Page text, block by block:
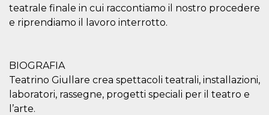
teatrale finale in cui raccontiamo il nostro procedere
e riprendiamo il lavoro interrotto.
BIOGRAFIA
Teatrino Giullare crea spettacoli teatrali, installazioni,
laboratori, rassegne, progetti speciali per il teatro e
l’arte.
used to
how it is
specific to